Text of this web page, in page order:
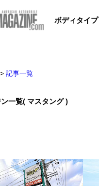
ボディタイプ
> 記事一覧
一覧( マスタング )